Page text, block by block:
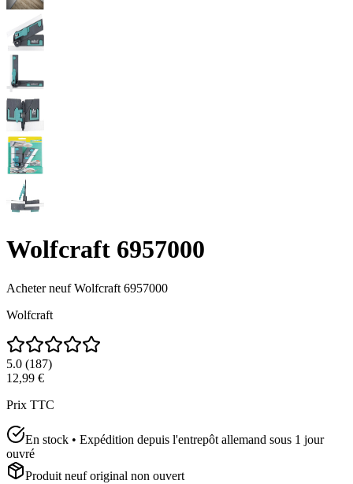
Wolfcraft 6957000
Acheter neuf Wolfcraft 6957000
Wolfcraft
5.0 (187)
12,99 €
Prix TTC
En stock • Expédition depuis l'entrepôt allemand sous 1 jour
ouvré
Produit neuf original non ouvert